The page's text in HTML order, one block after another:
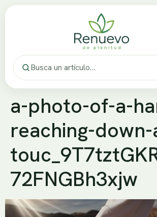
a-photo-of-a-
reaching-
72FNGBh3xjw